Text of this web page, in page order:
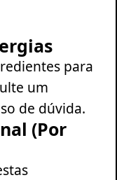
para
um
de dúvida.
(Por